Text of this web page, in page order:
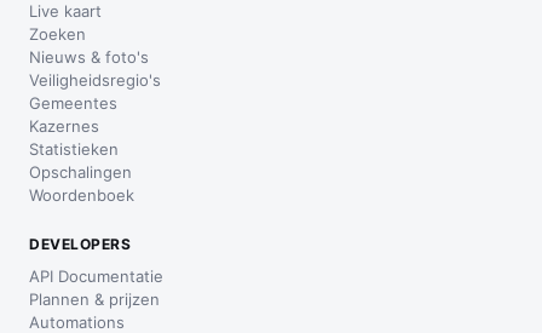
Live kaart
Zoeken
Nieuws & foto's
Veiligheidsregio's
Gemeentes
Kazernes
Statistieken
Opschalingen
Woordenboek
DEVELOPERS
API Documentatie
Plannen & prijzen
Automations